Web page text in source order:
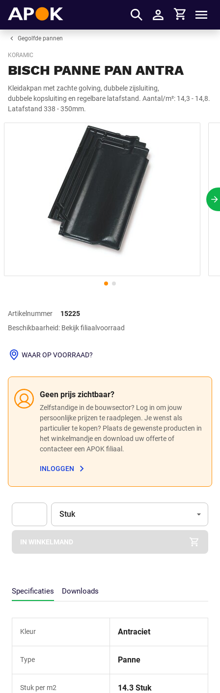
Inloggen
Winkelmandje
Gegolfde pannen
KORAMIC
BISCH PANNE PAN ANTRA
Kleidakpan met zachte golving, dubbele zijsluiting,
dubbele kopsluiting en regelbare latafstand. Aantal/m²: 14,3 - 14,8.
Latafstand 338 - 350mm.
Artikelnummer
15225
Beschikbaarheid: Bekijk filiaalvoorraad
Geen prijs zichtbaar?
Zelfstandige in de bouwsector? Log in om jouw
persoonlijke prijzen te raadplegen. Je wenst als
particulier te kopen? Plaats de gewenste producten in
het winkelmandje en download uw offerte of
contacteer een APOK filiaal.
INLOGGEN
WAAR OP VOORRAAD?
Apok.Product.Detail.AddToCart.Quantity (Optioneel)
Eenheid
Stuk
IN WINKELMAND
Specificaties Downloads
Kleur Antraciet
Type Panne
Stuk per m2 14.3 Stuk